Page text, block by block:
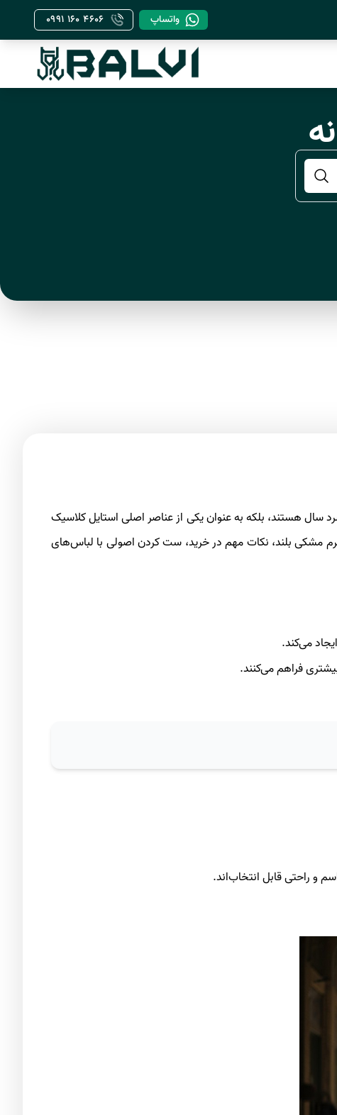
واتساپ ۰۹۹۱ ۱۶۰ ۴۶۰۶
سال هستند، بلکه به عنوان یکی از عناصر اصلی استایل کلاسیک
مشکی بلند، نکات مهم در خرید، ست کردن اصولی با لباس‌های
می‌کند.
فراهم می‌کنند.
و راحتی قابل انتخاب‌اند.